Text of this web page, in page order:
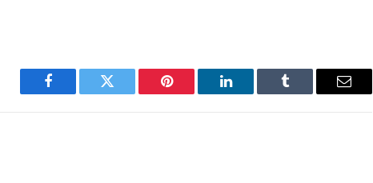
Facebook Twitter Pinterest LinkedIn Tumblr Email